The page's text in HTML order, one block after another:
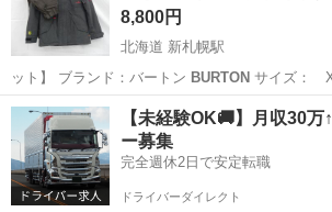
8,800円
北海道 新札幌駅
ット】 ブランド：バートン BURTON サイズ：
北海道 札幌市 新札幌駅 スノーボード
【未経験OK🚚】月収30
ー募集
完全週休2日で安定転職
ドライバーダイレクト